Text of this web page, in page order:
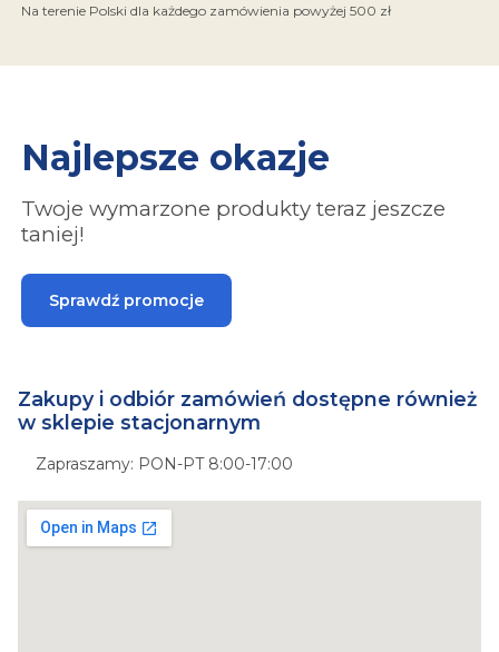
Na terenie Polski dla każdego zamówienia powyżej 500 zł
Najlepsze okazje
Twoje wymarzone produkty teraz jeszcze
taniej!
Sprawdź promocje
Zakupy i odbiór zamówień dostępne również
w sklepie stacjonarnym
Zapraszamy: PON-PT 8:00-17:00